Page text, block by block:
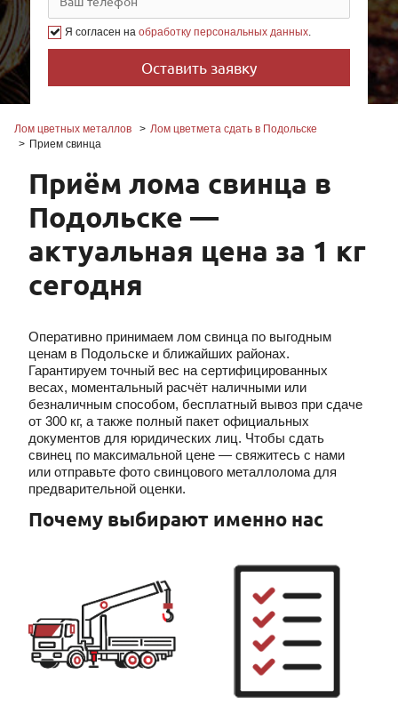
Я согласен на обработку персональных данных.
Лом цветных металлов
Лом цветмета сдать в Подольске
Прием свинца
Приём лома свинца в
Подольске —
актуальная цена за 1 кг
сегодня
Оперативно принимаем лом свинца по выгодным
ценам в Подольске и ближайших районах.
Гарантируем точный вес на сертифицированных
весах, моментальный расчёт наличными или
безналичным способом, бесплатный вывоз при сдаче
от 300 кг, а также полный пакет официальных
документов для юридических лиц. Чтобы сдать
свинец по максимальной цене — свяжитесь с нами
или отправьте фото свинцового металлолома для
предварительной оценки.
Почему выбирают именно нас